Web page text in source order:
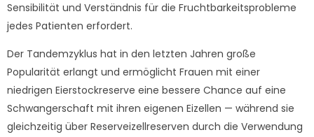
Sensibilität und Verständnis für die Fruchtbarkeitsprobleme
jedes Patienten erfordert.
Der Tandemzyklus hat in den letzten Jahren große
Popularität erlangt und ermöglicht Frauen mit einer
niedrigen Eierstockreserve eine bessere Chance auf eine
Schwangerschaft mit ihren eigenen Eizellen — während sie
gleichzeitig über Reserveizellreserven durch die Verwendung